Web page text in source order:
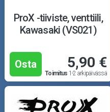
ProX -tiiviste, venttiili,
Kawasaki (VS021)
Osta 5,90 €
Toimitus 1-2 arkipäivässä